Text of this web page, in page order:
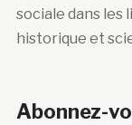
sociale dans les
historique et
Abonnez-